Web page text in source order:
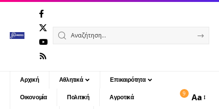
Αρχική Αθλητικά Επικαιρότητα
Οικονομία Πολιτική Αγροτικά
9
Font
Aa